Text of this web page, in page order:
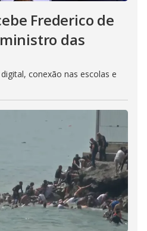
Frederico de
das
conexão nas escolas e